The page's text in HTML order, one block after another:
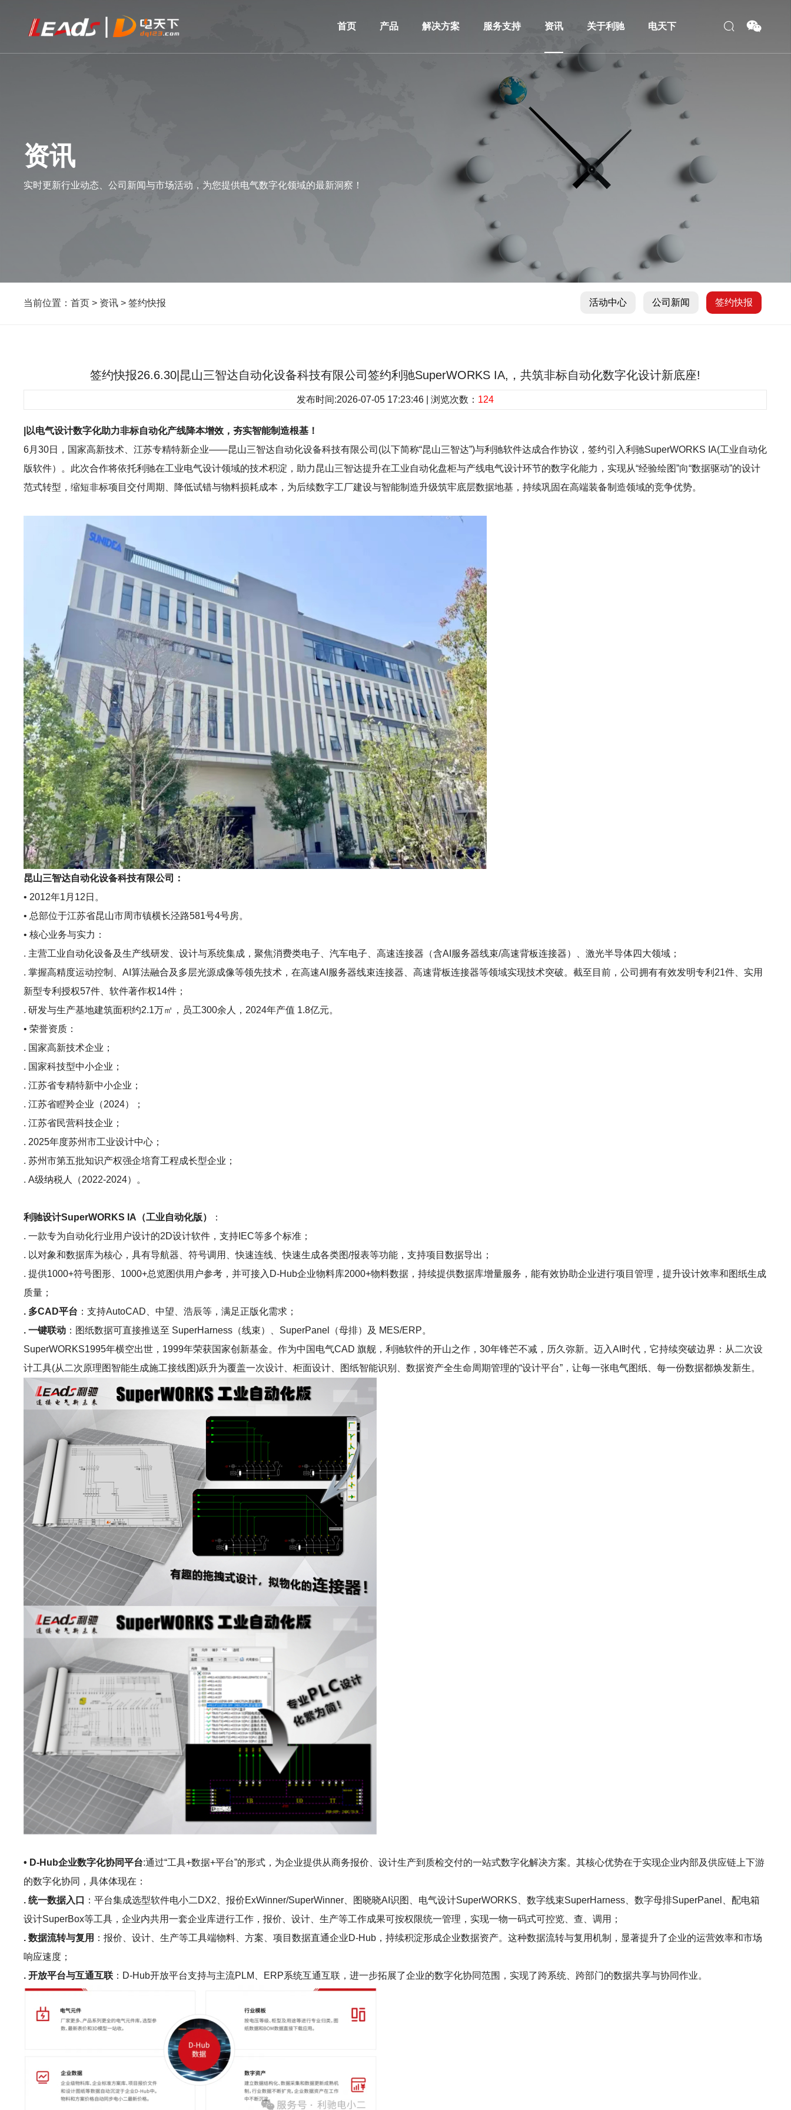
首页 产品 解决方案 服务支持 资讯 关于利驰 电天下
资讯
实时更新行业动态、公司新闻与市场活动，为您提供电气数字化领域的最新洞察！
当前位置：首页 > 资讯 >签约快报 活动中心 公司新闻 签约快报
签约快报26.6.30|昆山三智达自动化设备科技有限公司签约利驰SuperWORKS IA,，共筑非标自动化数字化设计新底座!
发布时间:2026-07-05 17:23:46 | 浏览次数： 124
|以电气设计数字化助力非标自动化产线降本增效，夯实智能制造根基！
6月30日，国家高新技术、江苏专精特新企业——昆山三智达自动化设备科技有限公司(以下简称“昆山三智达”)与利驰软件达成合作协议，签约引入利驰SuperWORKS IA(工业自动化
版软件）。此次合作将依托利驰在工业电气设计领域的技术积淀，助力昆山三智达提升在工业自动化盘柜与产线电气设计环节的数字化能力，实现从“经验绘图”向“数据驱动”的设计
范式转型，缩短非标项目交付周期、降低试错与物料损耗成本，为后续数字工厂建设与智能制造升级筑牢底层数据地基，持续巩固在高端装备制造领域的竞争优势。
昆山三智达自动化设备科技有限公司：
• 2012年1月12日。
• 总部位于江苏省昆山市周市镇横长泾路581号4号房。
• 核心业务与实力：
. 主营工业自动化设备及生产线研发、设计与系统集成，聚焦消费类电子、汽车电子、高速连接器（含AI服务器线束/高速背板连接器）、激光半导体四大领域；
. 掌握高精度运动控制、AI算法融合及多层光源成像等领先技术，在高速AI服务器线束连接器、高速背板连接器等领域实现技术突破。截至目前，公司拥有有效发明专利21件、实用
新型专利授权57件、软件著作权14件；
. 研发与生产基地建筑面积约2.1万㎡，员工300余人，2024年产值 1.8亿元。
• 荣誉资质：
. 国家高新技术企业；
. 国家科技型中小企业；
. 江苏省专精特新中小企业；
. 江苏省瞪羚企业（2024）；
. 江苏省民营科技企业；
. 2025年度苏州市工业设计中心；
. 苏州市第五批知识产权强企培育工程成长型企业；
. A级纳税人（2022-2024）。
利驰设计SuperWORKS IA（工业自动化版）
：
. 一款专为自动化行业用户设计的2D设计软件，支持IEC等多个标准；
. 以对象和数据库为核心，具有导航器、符号调用、快速连线、快速生成各类图/报表等功能，支持项目数据导出；
. 提供1000+符号图形、1000+总览图供用户参考，并可接入D-Hub企业物料库2000+物料数据，持续提供数据库增量服务，能有效协助企业进行项目管理，提升设计效率和图纸生成
质量；
. 多CAD平台 ：支持AutoCAD、中望、浩辰等，满足正版化需求；
. 一键联动 ：图纸数据可直接推送至 SuperHarness（线束）、SuperPanel（母排）及 MES/ERP。
SuperWORKS1995年横空出世，1999年荣获国家创新基金。作为中国电气CAD 旗舰，利驰软件的开山之作，30年锋芒不减，历久弥新。迈入AI时代，它持续突破边界：从二次设
计工具(从二次原理图智能生成施工接线图)跃升为覆盖一次设计、柜面设计、图纸智能识别、数据资产全生命周期管理的“设计平台”，让每一张电气图纸、每一份数据都焕发新生。
• D-Hub企业数字化协同平台:通过“工具+数据+平台”的形式，为企业提供从商务报价、设计生产到质检交付的一站式数字化解决方案。其核心优势在于实现企业内部及供应链上下游
的数字化协同，具体体现在：
. 统一数据入口
：平台集成选型软件电小二DX2、报价ExWinner/SuperWinner、图晓晓AI识图、电气设计SuperWORKS、数字线束SuperHarness、数字母排SuperPanel、配电箱
设计SuperBox等工具，企业内共用一套企业库进行工作，报价、设计、生产等工作成果可按权限统一管理，实现一物一码式可控览、查、调用；
. 数据流转与复用 ：报价、设计、生产等工具端物料、方案、项目数据直通企业D-Hub，持续积淀形成企业数据资产。这种数据流转与复用机制，显著提升了企业的运营效率和市场
响应速度；
. 开放平台与互通互联 ：D-Hub开放平台支持与主流PLM、ERP系统互通互联，进一步拓展了企业的数字化协同范围，实现了跨系统、跨部门的数据共享与协同作业。